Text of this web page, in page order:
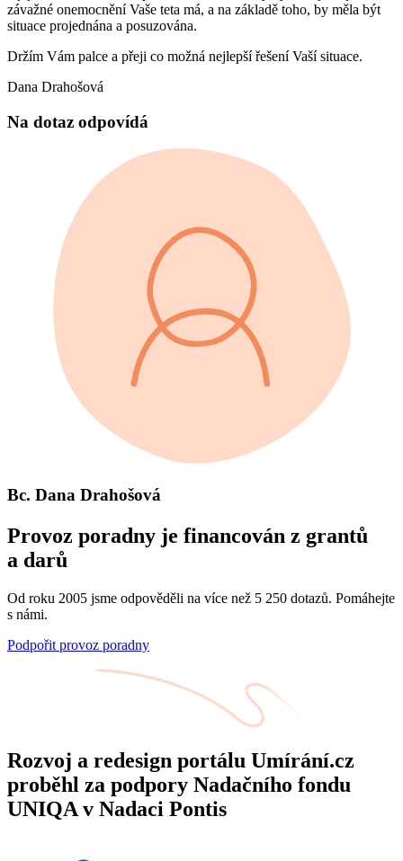
závažné onemocnění Vaše teta má, a na základě toho, by měla být
situace projednána a posuzována.
Držím Vám palce a přeji co možná nejlepší řešení Vaší situace.
Dana Drahošová
Na dotaz odpovídá
Bc. Dana Drahošová
Provoz poradny je financován z grantů
a darů
Od roku 2005 jsme odpověděli na více než 5 250 dotazů. Pomáhejte
s námi.
Podpořit provoz poradny
Rozvoj a redesign portálu Umírání.cz
proběhl za podpory Nadačního fondu
UNIQA v Nadaci Pontis